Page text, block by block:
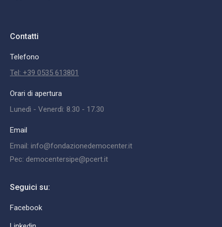
Contatti
Telefono
Tel: +39 0535 613801
Orari di apertura
Lunedì - Venerdì: 8.30 - 17.30
Email
Email: info@fondazionedemocenter.it
Pec: democentersipe@pcert.it
Seguici su:
Facebook